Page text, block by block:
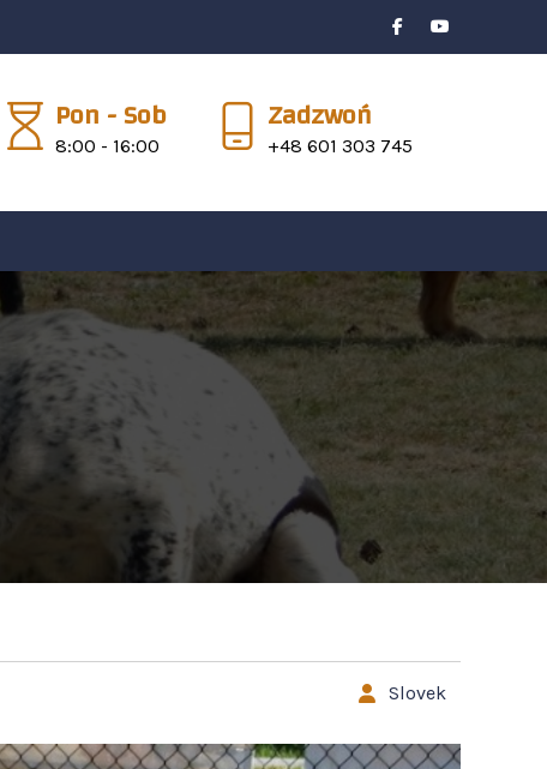
Pon - Sob
8:00 - 16:00
Zadzwoń
+48 601 303 745
Slovek